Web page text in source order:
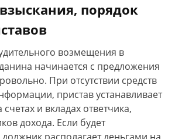
порядок
возмещения в
начинается с предложения
При отсутствии средств
пристав устанавливает
и вкладах ответчика,
дохода. Если будет